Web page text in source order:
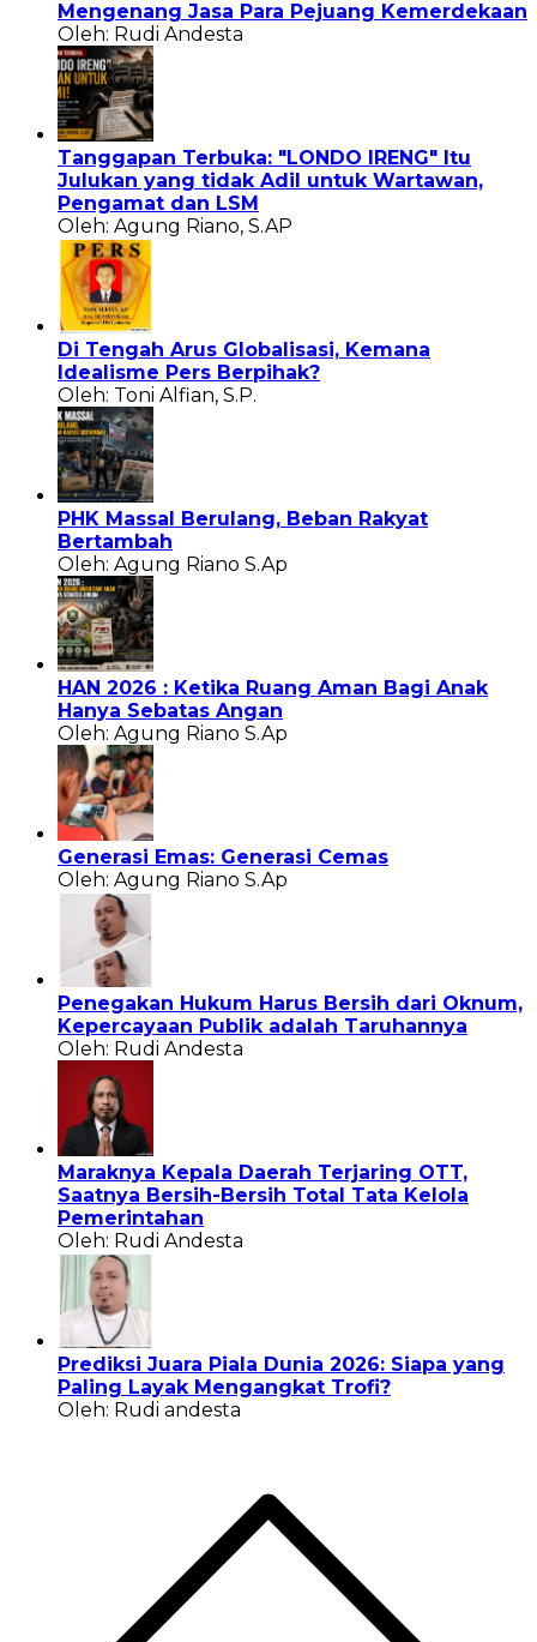
Mengenang Jasa Para Pejuang Kemerdekaan
Oleh: Rudi Andesta
Tanggapan Terbuka: "LONDO IRENG" Itu
Julukan yang tidak Adil untuk Wartawan,
Pengamat dan LSM
Oleh: Agung Riano, S.AP
Di Tengah Arus Globalisasi, Kemana
Idealisme Pers Berpihak?
Oleh: Toni Alfian, S.P.
PHK Massal Berulang, Beban Rakyat
Bertambah
Oleh: Agung Riano S.Ap
HAN 2026 : Ketika Ruang Aman Bagi Anak
Hanya Sebatas Angan
Oleh: Agung Riano S.Ap
Generasi Emas: Generasi Cemas
Oleh: Agung Riano S.Ap
Penegakan Hukum Harus Bersih dari Oknum,
Kepercayaan Publik adalah Taruhannya
Oleh: Rudi Andesta
Maraknya Kepala Daerah Terjaring OTT,
Saatnya Bersih-Bersih Total Tata Kelola
Pemerintahan
Oleh: Rudi Andesta
Prediksi Juara Piala Dunia 2026: Siapa yang
Paling Layak Mengangkat Trofi?
Oleh: Rudi andesta